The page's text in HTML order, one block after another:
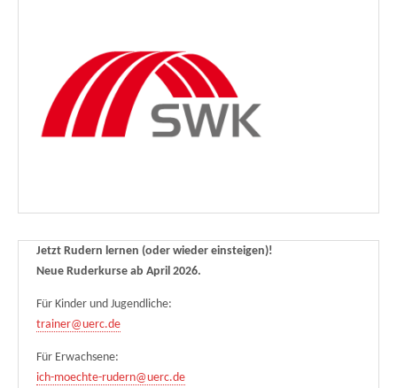
Jetzt Rudern lernen (oder wieder einsteigen)!
Neue Ruderkurse ab April 2026.
Für Kinder und Jugendliche:
trainer@uerc.de
Für Erwachsene:
ich-moechte-rudern@uerc.de